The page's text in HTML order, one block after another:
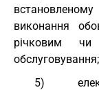
виконання
річковим
обслуговування;
5)